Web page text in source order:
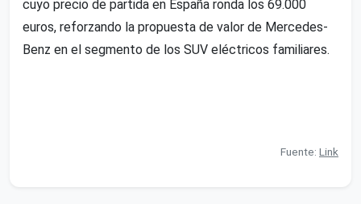
cuyo precio de partida en España ronda los 69.000
euros, reforzando la propuesta de valor de Mercedes-
Benz en el segmento de los SUV eléctricos familiares.
Fuente: Link